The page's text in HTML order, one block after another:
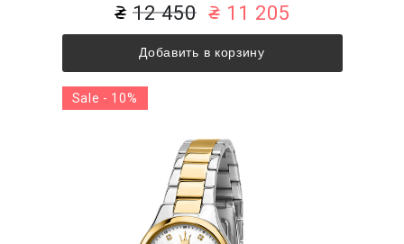
12 450 11 205
Добавить в корзину
Sale - 10%